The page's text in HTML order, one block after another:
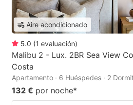
Aire acondicionado
5.0 (1 evaluación)
Malibu 2 - Lux. 2BR Sea View
Costa
Apartamento · 6 Huéspedes · 2
132 € por noche*